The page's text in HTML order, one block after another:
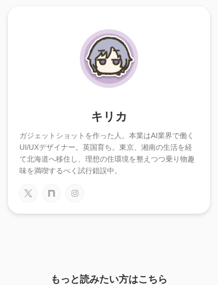
キリカ
ガジェットショットを作った人。本業はAI業界で働く
UI/UXデザイナー。英国育ち。東京、湘南の生活を経
て北海道へ移住し、理想の住環境を整えつつ乗り物趣
味を満喫するべく試行錯誤中。
もっと読みたい方はこちら